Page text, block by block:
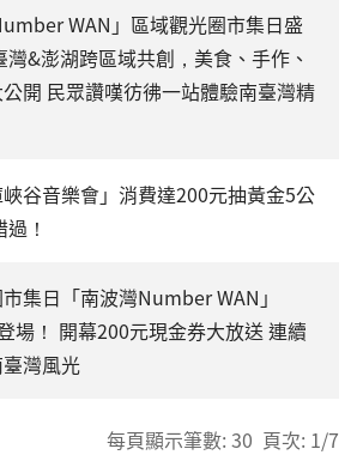
WAN」區域觀光圈市集日盛
灣&澎湖跨區域共創，美食、手作、
開 民眾讚嘆彷彿一站體驗南臺灣精
峽谷音樂會」消費達200元抽黃金5公
！
集日「南波灣Number WAN」
場！ 開幕200元現金券大放送 連續
灣風光
每頁顯示筆數: 30 頁次: 1/7